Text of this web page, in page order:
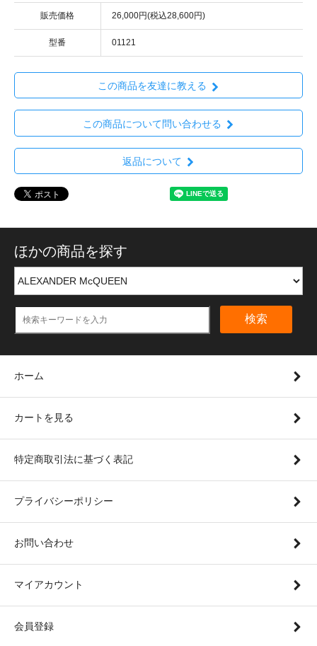
販売価格 26,000円(税込28,600円)
型番 01121
この商品を友達に教える
この商品について問い合わせる
返品について
ほかの商品を探す
検索
ホーム
カートを見る
特定商取引法に基づく表記
プライバシーポリシー
お問い合わせ
マイアカウント
会員登録